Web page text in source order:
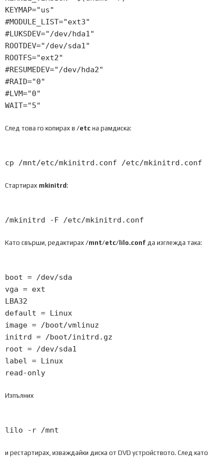
KEYMAP="us"
#MODULE_LIST="ext3"
#LUKSDEV="/dev/hda1"
ROOTDEV="/dev/sda1"
ROOTFS="ext2"
#RESUMEDEV="/dev/hda2"
#RAID="0"
#LVM="0"
WAIT="5"
След това го копирах в /etc на рамдиска:
cp /mnt/etc/mkinitrd . conf /etc/mkinitrd . conf
Стартирах mkinitrd :
/mkinitrd -F /etc/mkinitrd . conf
Като свърши, редактирах /mnt/etc/lilo.conf да изглежда така:
boot = /dev/sda
vga = ext
LBA32
default = Linux
image = /boot/vmlinuz
initrd = /boot/initrd . gz
root = /dev/sda1
label = Linux
read-only
Изпълних
lilo - r /mnt
и рестартирах, изваждайки диска от DVD устройството. След като